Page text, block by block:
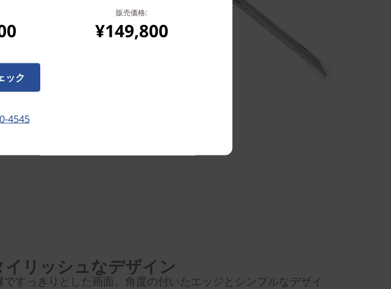
イリッシュなデザイン
ですっきりとした画面。角度の付いたエッジとシンプルなデザイ
販売価格:
¥149,800
ック
4545